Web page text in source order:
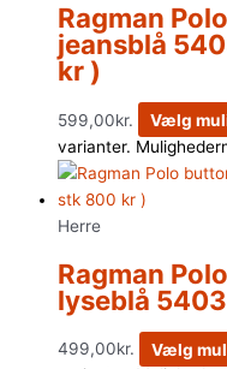
Ragman
jeansblå
kr )
599,00kr. Vælg
varianter.
Herre
Ragman
lyseblå
499,00kr. Vælg